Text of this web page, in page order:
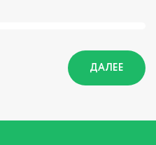
ДАЛЕЕ